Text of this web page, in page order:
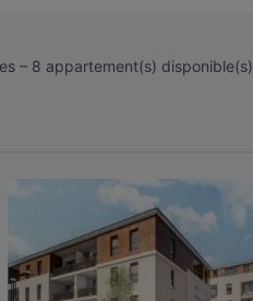
– 8 appartement(s) disponible(s)